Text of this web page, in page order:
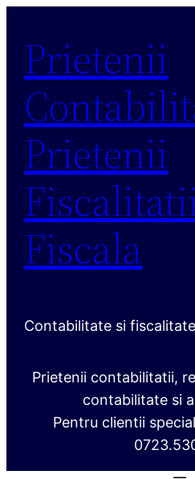
conținut
Prietenii
Prietenii
Fiscala
Contabilitate si
Prietenii contabilitatii,
contabilitate si
Pentru clientii